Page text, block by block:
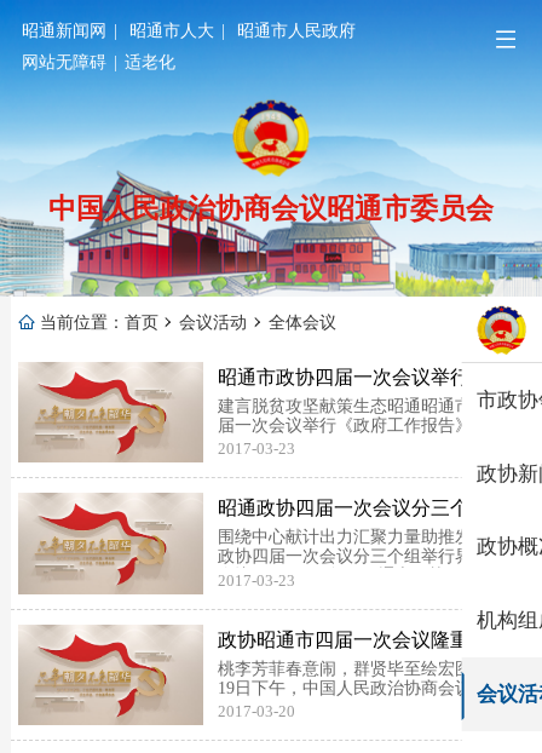
昭通新闻网 | 昭通市人大 |
昭通市人民政府
网站无障碍 | 适老化
中国人民政治协商会议昭通市委员会
市政
政协新
政协概
机构组
会议活
当前位置： 首页 会议活动 全体会议
昭通市政协四届一次会议举行《政
府工作报告》专题协商会
建言脱贫攻坚献策生态昭通昭通市政协四
届一次会议举行《政府工作报告》专题协
商会3月23日上午，昭通市政协四届一次
会议举行《政府工作报告》专题协商会。
受市委副书记、市长郭大进的委托，市委
常委、常务副市长余伟到会听取意见建议
并讲话。市政协主...
2017-03-23
昭通政协四届一次会议分三个组举
行界别联组会议
围绕中心献计出力汇聚力量助推发展昭通
政协四届一次会议分三个组举行界别联组
会议3月21日下午，昭通市政协四届一次
协委员围绕脱贫攻坚、产业发展、教育兴
昭三个主题发言。市委书记杨亚林，市委
副书记、市长郭...
2017-03-23
政协昭通市四届一次会议隆重开幕
桃李芳菲春意闹，群贤毕至绘宏图。3月
19日下午，中国人民政治协商会议昭通市
第四届委员会第一次会议在昭通会堂隆重
开幕。肩负全市各族群众重托的新一届政
协委员、各党派团体和各界人士会聚一
2017-03-20